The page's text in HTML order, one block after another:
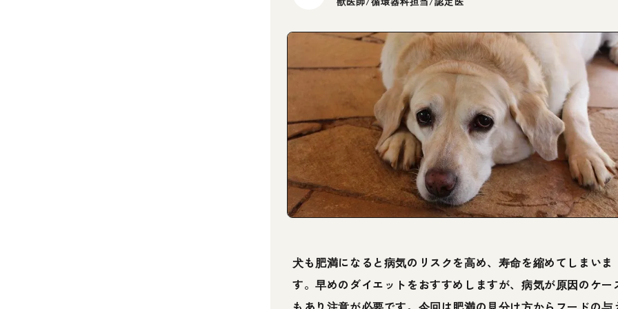
犬も肥満になると病気のリスクを高め、寿命を縮めてしまいま
す。早めのダイエットをおすすめしますが、病気が原因のケー